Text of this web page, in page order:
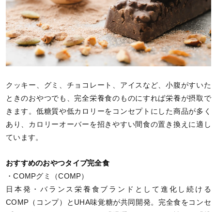
クッキー、グミ、チョコレート、アイスなど、小腹がすいた
ときのおやつでも、完全栄養食のものにすれば栄養が摂取で
きます。低糖質や低カロリーをコンセプトにした商品が多く
あり、カロリーオーバーを招きやすい間食の置き換えに適し
ています。
おすすめのおやつタイプ完全食
・COMPグミ（COMP）
日本発・バランス栄養食ブランドとして進化し続ける
COMP（コンプ）とUHA味覚糖が共同開発。完全食をコンセ